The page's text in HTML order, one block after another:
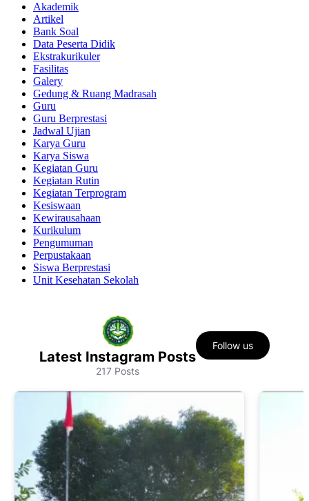
Akademik
Artikel
Bank Soal
Data Peserta Didik
Ekstrakurikuler
Fasilitas
Galery
Gedung & Ruang Madrasah
Guru
Guru Berprestasi
Jadwal Ujian
Karya Guru
Karya Siswa
Kegiatan Guru
Kegiatan Rutin
Kegiatan Terprogram
Kesiswaan
Kewirausahaan
Kurikulum
Pengumuman
Perpustakaan
Siswa Berprestasi
Unit Kesehatan Sekolah